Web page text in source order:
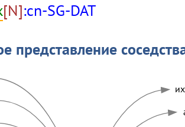
[N]:cn-SG-DAT
представление